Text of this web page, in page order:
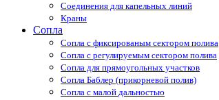
Соединения для капельных линий
Краны
Сопла
Cопла с фиксированым сектором полива
Сопла с регулируемым сектором полива
Сопла для прямоугольных участков
Сопла Баблер (прикорневой полив)
Сопла с малой дальностью